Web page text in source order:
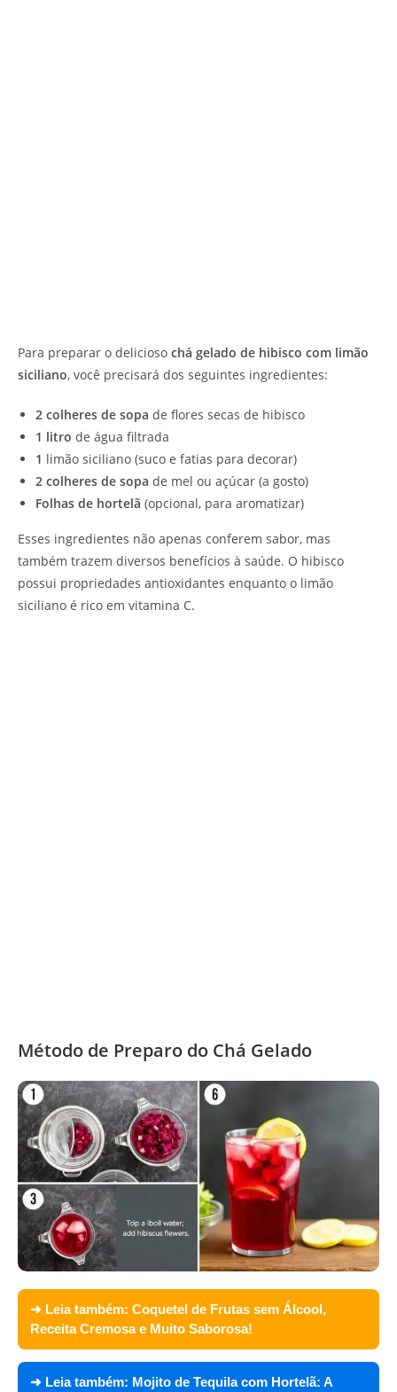
Para preparar o delicioso chá gelado de hibisco com limão
siciliano, você precisará dos seguintes ingredientes:
2 colheres de sopa de flores secas de hibisco
1 litro de água filtrada
1 limão siciliano (suco e fatias para decorar)
2 colheres de sopa de mel ou açúcar (a gosto)
Folhas de hortelã (opcional, para aromatizar)
Esses ingredientes não apenas conferem sabor, mas
também trazem diversos benefícios à saúde. O hibisco
possui propriedades antioxidantes enquanto o limão
siciliano é rico em vitamina C.
Método de Preparo do Chá Gelado
➜ Leia também: Coquetel de Frutas sem Álcool,
Receita Cremosa e Muito Saborosa!
➜ Leia também: Mojito de Tequila com Hortelã: A